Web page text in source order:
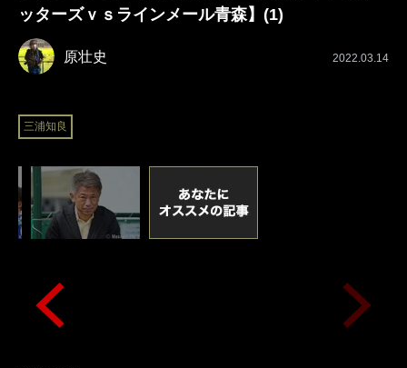
ッターズｖｓラインメール青森】(1)
原壮史 2022.03.14
三浦知良